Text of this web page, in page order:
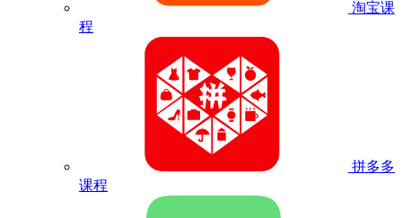
淘宝课
程
拼多多
课程